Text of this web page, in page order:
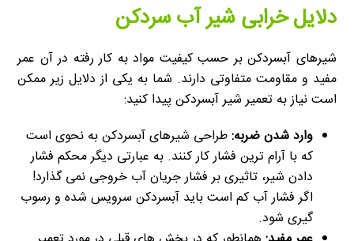
دلایل خرابی شیر آب سردکن
شیرهای آبسردکن بر حسب کیفیت مواد به کار رفته در آن عمر
مفید و مقاومت متفاوتی دارند. شما به یکی از دلایل زیر ممکن
است نیاز به تعمیر شیر آبسردکن پیدا کنید:
وارد شدن ضربه:طراحی شیرهای آبسردکن به نحوی است
که با آرام ترین فشار کار کنند. به عبارتی دیگر محکم فشار
دادن شیر، تاثیری بر فشار جریان آب خروجی نمی گذارد!
اگر فشار آب کم است باید آبسردکن سرویس شده و رسوب
گیری شود.